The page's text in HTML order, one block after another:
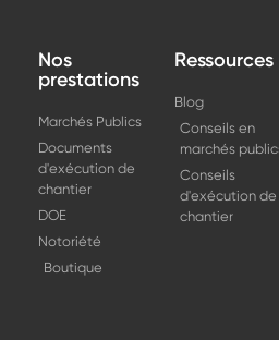
Nos
prestations
Marchés Publics
Documents
d'exécution de
chantier
DOE
Notoriété
Boutique
Ressources
Blog
Conseils en
marchés
Conseils
d'exécution de
chantier